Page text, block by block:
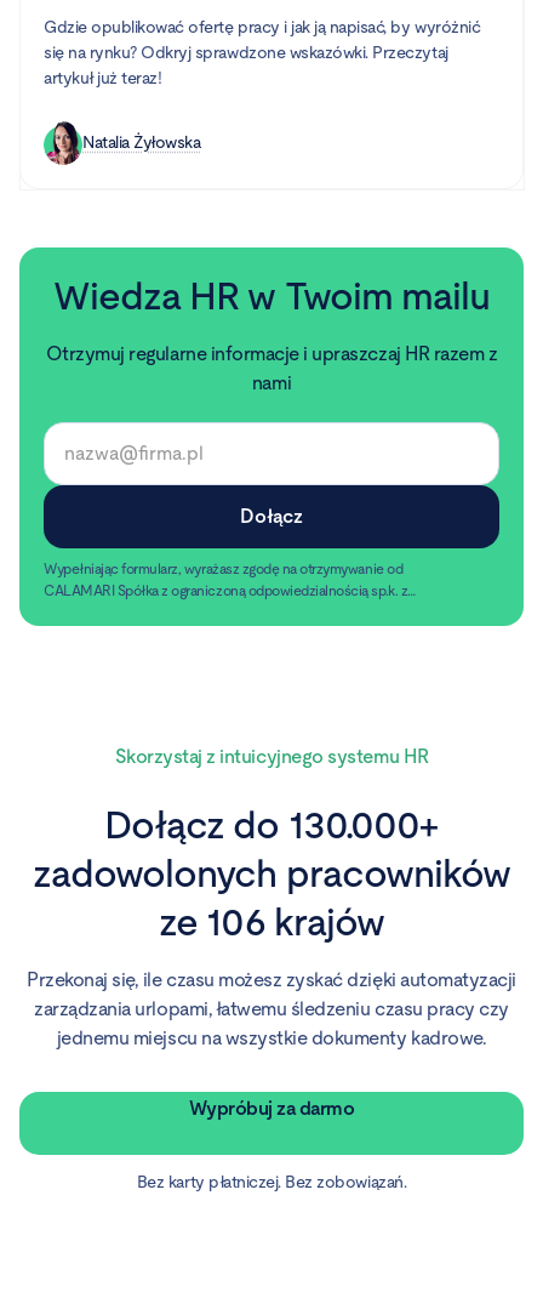
Gdzie opublikować ofertę pracy i jak ją napisać, by wyróżnić
się na rynku? Odkryj sprawdzone wskazówki. Przeczytaj
artykuł już teraz!
Natalia Żyłowska
Wiedza HR w Twoim mailu
Otrzymuj regularne informacje i upraszczaj HR razem z
nami
Wypełniając formularz, wyrażasz zgodę na otrzymywanie od
CALAMARI Spółka z ograniczoną odpowiedzialnością sp.k. z
Skorzystaj z intuicyjnego systemu HR
Dołącz do 130.000+
zadowolonych pracowników
ze 106 krajów
Przekonaj się, ile czasu możesz zyskać dzięki automatyzacji
zarządzania urlopami, łatwemu śledzeniu czasu pracy czy
jednemu miejscu na wszystkie dokumenty kadrowe.
Wypróbuj za darmo
Bez karty płatniczej. Bez zobowiązań.